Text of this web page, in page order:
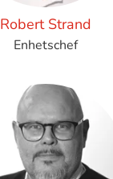
Robert Strand
Enhetschef